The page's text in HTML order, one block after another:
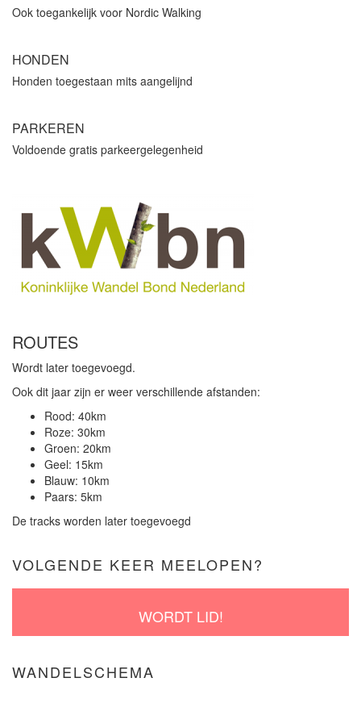
Ook toegankelijk voor Nordic Walking
HONDEN
Honden toegestaan mits aangelijnd
PARKEREN
Voldoende gratis parkeergelegenheid
ROUTES
Wordt later toegevoegd.
Ook dit jaar zijn er weer verschillende afstanden:
Rood: 40km
Roze: 30km
Groen: 20km
Geel: 15km
Blauw: 10km
Paars: 5km
De tracks worden later toegevoegd
VOLGENDE KEER MEELOPEN?
WORDT LID!
WANDELSCHEMA